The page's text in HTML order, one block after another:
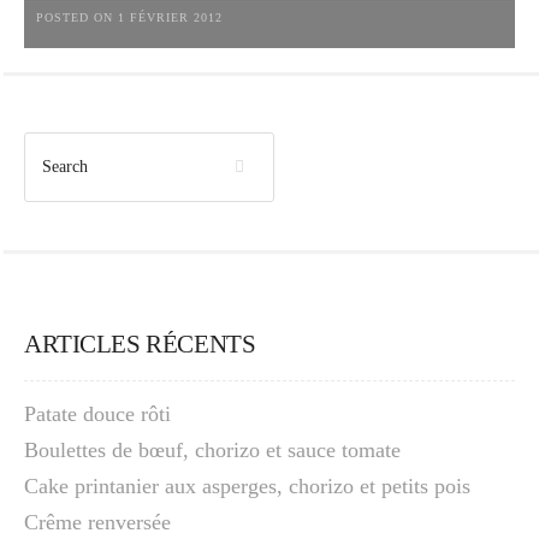
POSTED ON 1 FÉVRIER 2012
ARTICLES RÉCENTS
Patate douce rôti
Boulettes de bœuf, chorizo et sauce tomate
Cake printanier aux asperges, chorizo et petits pois
Crême renversée